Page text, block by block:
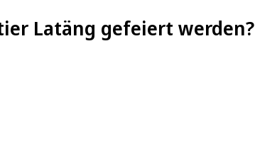
Latäng gefeiert werden?